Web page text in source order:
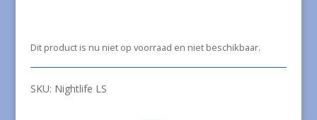
Dit product is nu niet op voorraad en niet beschikbaar.
SKU: Nightlife LS